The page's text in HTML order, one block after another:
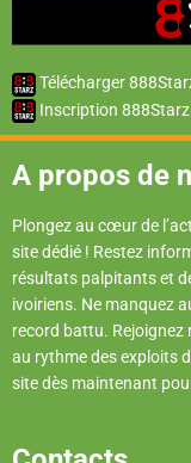
Télécharger
Inscription 888Starz
A propos de
Plongez au cœur de
site dédié ! Restez
résultats palpitants et
ivoiriens. Ne manquez
record battu.
au rythme des exploits
site dès maintenant